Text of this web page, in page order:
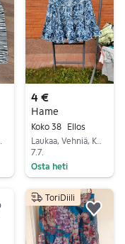
4 €
Hame
Koko 38
Ellos
Laukaa, Vehniä, Keski-Suomi
7.7.
Osta heti
Lisää suosikiksi.
ToriDiili